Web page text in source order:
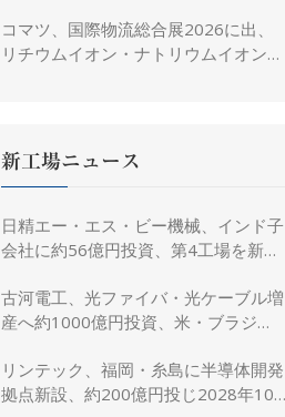
コマツ、国際物流総合展2026に出、
リチウムイオン・ナトリウムイオン電
新工場ニュース
日精エー・エス・ビー機械、インド子
会社に約56億円投資、第4工場を新設
古河電工、光ファイバ・光ケーブル増
産へ約1000億円投資、米・ブラジ
リンテック、福岡・糸島に半導体開発
拠点新設、約200億円投じ2028年10